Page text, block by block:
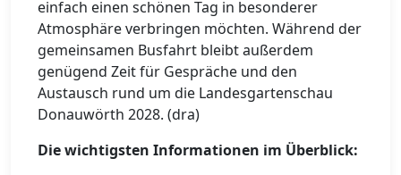
einfach einen schönen Tag in besonderer
Atmosphäre verbringen möchten. Während der
gemeinsamen Busfahrt bleibt außerdem
genügend Zeit für Gespräche und den
Austausch rund um die Landesgartenschau
Donauwörth 2028. (dra)
Die wichtigsten Informationen im Überblick: